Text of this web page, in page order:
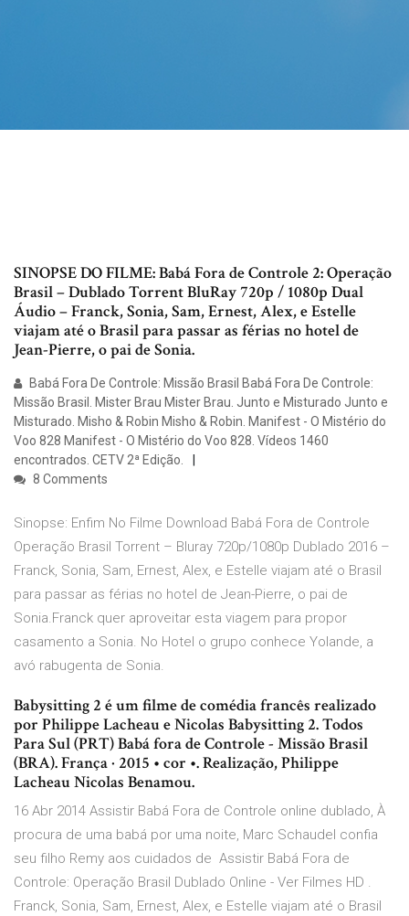
SINOPSE DO FILME: Babá Fora de Controle 2: Operação
Brasil – Dublado Torrent BluRay 720p / 1080p Dual
Áudio – Franck, Sonia, Sam, Ernest, Alex, e Estelle
viajam até o Brasil para passar as férias no hotel de
Jean-Pierre, o pai de Sonia.
Babá Fora De Controle: Missão Brasil Babá Fora De Controle:
Missão Brasil. Mister Brau Mister Brau. Junto e Misturado Junto e
Misturado. Misho & Robin Misho & Robin. Manifest - O Mistério do
Voo 828 Manifest - O Mistério do Voo 828. Vídeos 1460
encontrados. CETV 2ª Edição.
8 Comments
Sinopse: Enfim No Filme Download Babá Fora de Controle
Operação Brasil Torrent – Bluray 720p/1080p Dublado 2016 –
Franck, Sonia, Sam, Ernest, Alex, e Estelle viajam até o Brasil
para passar as férias no hotel de Jean-Pierre, o pai de
Sonia.Franck quer aproveitar esta viagem para propor
casamento a Sonia. No Hotel o grupo conhece Yolande, a
avó rabugenta de Sonia.
Babysitting 2 é um filme de comédia francês realizado
por Philippe Lacheau e Nicolas Babysitting 2. Todos
Para Sul (PRT) Babá fora de Controle - Missão Brasil
(BRA). França · 2015 • cor •. Realização, Philippe
Lacheau Nicolas Benamou.
16 Abr 2014 Assistir Babá Fora de Controle online dublado, À
procura de uma babá por uma noite, Marc Schaudel confia
seu filho Remy aos cuidados de Assistir Babá Fora de
Controle: Operação Brasil Dublado Online - Ver Filmes HD .
Franck, Sonia, Sam, Ernest, Alex, e Estelle viajam até o Brasil